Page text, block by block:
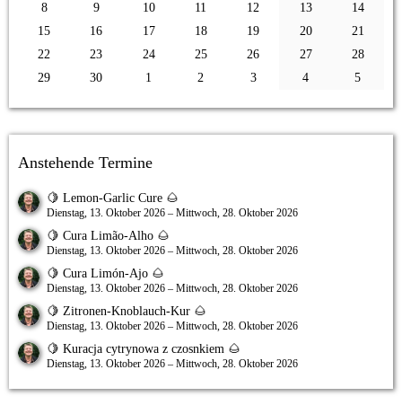
8
9 10 11 12 13
14
15
16 17 18 19 20
21
22
23 24 25 26 27
28
29
30 1 2 3 4 5
Anstehende Termine
🍋 Lemon-Garlic Cure 🌰
Dienstag, 13. Oktober 2026 – Mittwoch, 28. Oktober 2026
🍋 Cura Limão-Alho 🌰
Dienstag, 13. Oktober 2026 – Mittwoch, 28. Oktober 2026
🍋 Cura Limón-Ajo 🌰
Dienstag, 13. Oktober 2026 – Mittwoch, 28. Oktober 2026
🍋 Zitronen-Knoblauch-Kur 🌰
Dienstag, 13. Oktober 2026 – Mittwoch, 28. Oktober 2026
🍋 Kuracja cytrynowa z czosnkiem 🌰
Dienstag, 13. Oktober 2026 – Mittwoch, 28. Oktober 2026